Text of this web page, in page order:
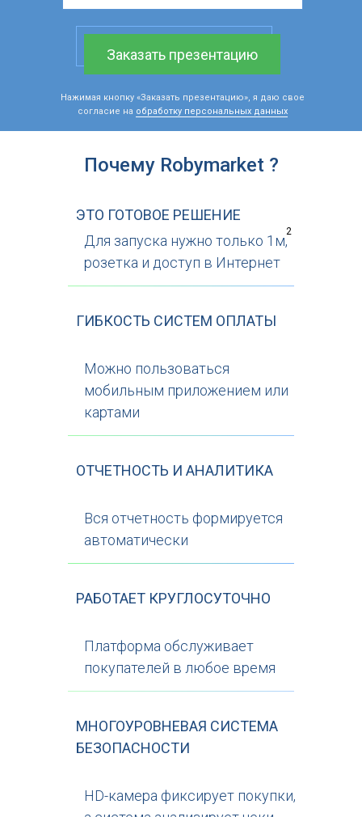
Заказать презентацию
Нажимая кнопку «Заказать презентацию», я даю свое
согласие на обработку персональных данных
Почему Robymarket ?
ЭТО ГОТОВОЕ РЕШЕНИЕ
ГИБКОСТЬ СИСТЕМ ОПЛАТЫ
ОТЧЕТНОСТЬ И АНАЛИТИКА
РАБОТАЕТ КРУГЛОСУТОЧНО
МНОГОУРОВНЕВАЯ СИСТЕМА
БЕЗОПАСНОСТИ
Для запуска нужно только 1м,
розетка и доступ в Интернет
Можно пользоваться
мобильным приложением или
картами
Вся отчетность формируется
автоматически
Платформа обслуживает
покупателей в любое время
HD-камера фиксирует покупки,
2